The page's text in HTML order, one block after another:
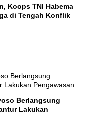
Koops TNI Habema
di Tengah Konflik
Berlangsung
Lakukan